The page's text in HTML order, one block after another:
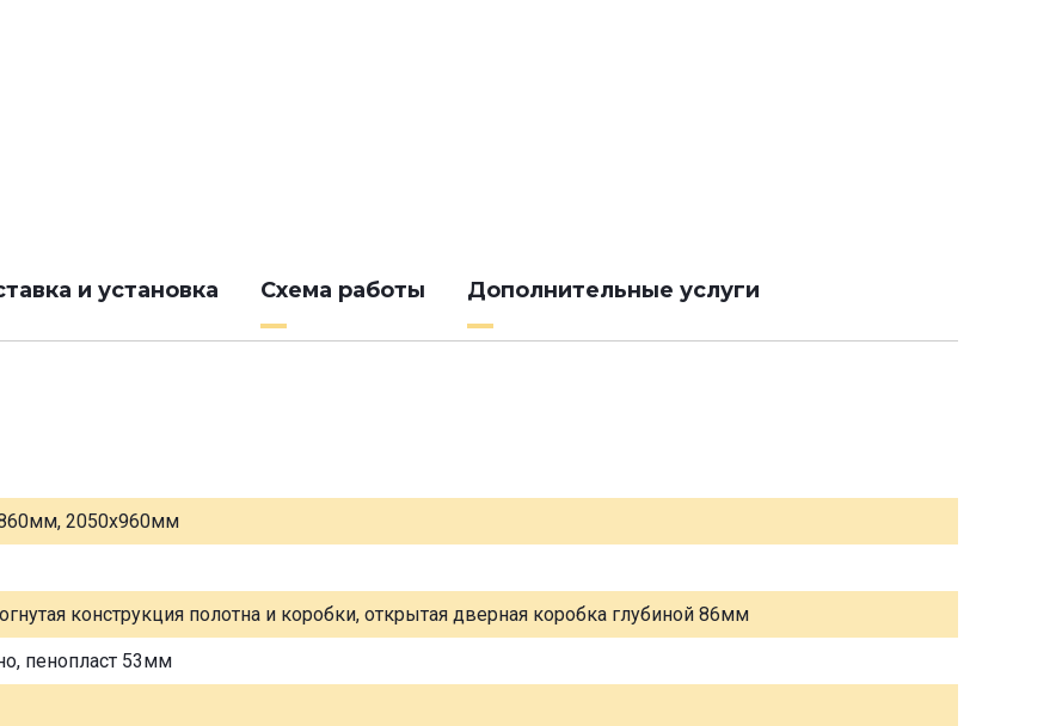
и установка Схема работы Дополнительные услуги
2050х960мм
конструкция полотна и коробки, открытая дверная коробка глубиной 86мм
пенопласт 53мм